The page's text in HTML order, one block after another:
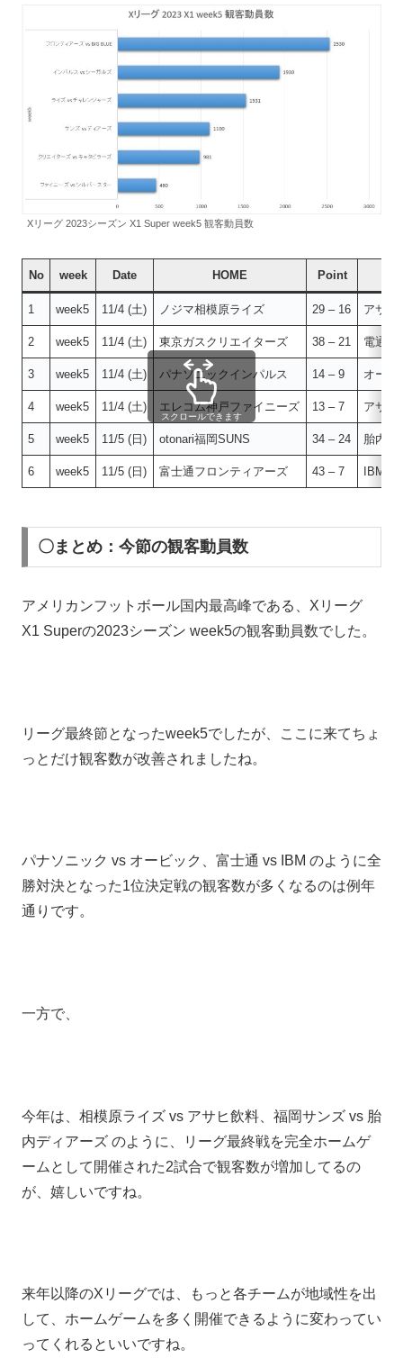
Xリーグ 2023シーズン X1 Super week5 観客動員数
No week Date HOME Point
1 week5 11/4 (土) ノジマ相模原ライズ 29 – 16 アサヒ
2 week5 11/4 (土) 東京ガスクリエイターズ 38 – 21 電通キ
3 week5 11/4 (土) パナソニックインパルス 14 – 9 オービ
4 week5 11/4 (土) エレコム神戸ファイニーズ 13 – 7 アサヒ
5 week5 11/5 (日) otonari福岡SUNS 34 – 24 胎内デ
6 week5 11/5 (日) 富士通フロンティアーズ 43 – 7 IBM
スクロールできます
〇まとめ：今節の観客動員数
アメリカンフットボール国内最高峰である、Xリーグ
X1 Superの2023シーズン week5の観客動員数でした。
リーグ最終節となったweek5でしたが、ここに来てちょ
っとだけ観客数が改善されましたね。
パナソニック vs オービック、富士通 vs IBM のように全
勝対決となった1位決定戦の観客数が多くなるのは例年
通りです。
一方で、
今年は、相模原ライズ vs アサヒ飲料、福岡サンズ vs 胎
内ディアーズ のように、リーグ最終戦を完全ホームゲ
ームとして開催された2試合で観客数が増加してるの
が、嬉しいですね。
来年以降のXリーグでは、もっと各チームが地域性を出
して、ホームゲームを多く開催できるように変わってい
ってくれるといいですね。